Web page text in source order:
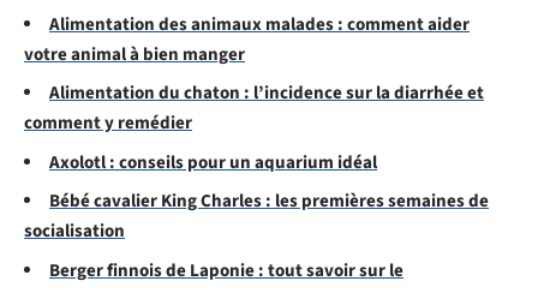
Alimentation des animaux malades : comment aider
votre animal à bien manger
Alimentation du chaton : l’incidence sur la diarrhée et
comment y remédier
Axolotl : conseils pour un aquarium idéal
Bébé cavalier King Charles : les premières semaines de
socialisation
Berger finnois de Laponie : tout savoir sur le